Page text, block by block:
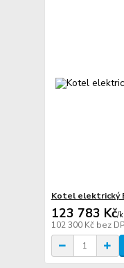
Kotel elektrický
123 783 Kč/
102 300 Kč bez